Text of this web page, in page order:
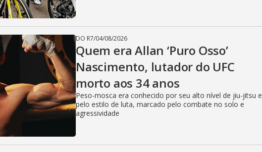
DO R7/04/08/2026
Quem era Allan ‘Puro Osso’
Nascimento, lutador do UFC
morto aos 34 anos
Peso-mosca era conhecido por seu alto nível de jiu-jitsu e
pelo estilo de luta, marcado pelo combate no solo e
agressividade